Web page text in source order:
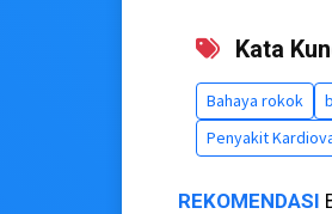
Kata
Bahaya rokok
Penyakit
REKOMENDASI